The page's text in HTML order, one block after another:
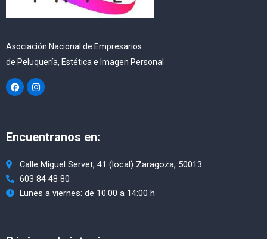
Asociación Nacional de Empresarios
de Peluquería, Estética e Imagen Personal
F
a
c
o
k
I
n
s
r
a
Encuentranos en:
Calle Miguel Servet, 41 (local) Zaragoza, 50013
603 84 48 80
Lunes a viernes: de 10:00 a 14:00 h